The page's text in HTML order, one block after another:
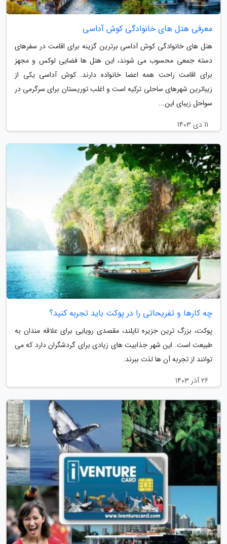
معرفی هتل های خانوادگی کوش آداسی
هتل های خانوادگی کوش آداسی برترین گزینه برای اقامت در سفرهای
دسته جمعی محسوب می شوند، این هتل ها فضایی لوکس و مجهز
برای اقامت راحت همه اعضا خانواده دارند. کوش آداسی یکی از
زیباترین شهرهای ساحلی ترکیه است و اغلب توریستان برای سرگرمی در
سواحل زیبای این...
11 دی 1403
چه کارها و تفریحاتی را در پوکت باید تجربه کنید؟
پوکت، بزرگ ترین جزیره تایلند، مقصدی رویایی برای علاقه مندان به
طبیعت است. این شهر جذابیت های زیادی برای گردشگران دارد که می
توانند از تجربه آن ها لذت ببرند.
26 آذر 1403